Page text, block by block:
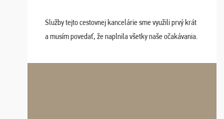
Služby tejto cestovnej kancelárie sme využili prvý krát
a musím povedať, že naplnila všetky naše očakávania.
dispozícii nonstop (milí, profesionálni ...